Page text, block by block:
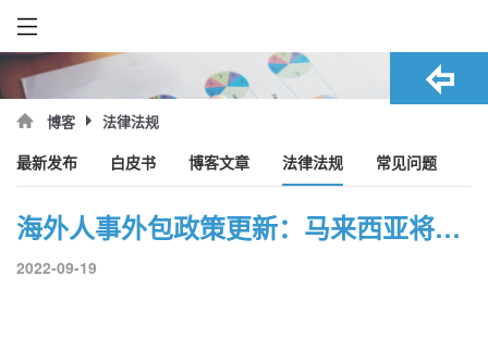
博客 法律法规
最新发布 白皮书 博客文章 法律法规 常见问题
海外人事外包政策更新：马来西亚将于2023年实施新版《就业法》
2022-09-19